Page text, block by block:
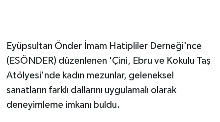
Eyüpsultan Önder İmam Hatipliler Derneği'nce
(ESÖNDER) düzenlenen 'Çini, Ebru ve Kokulu Taş
Atölyesi'nde kadın mezunlar, geleneksel
sanatların farklı dallarını uygulamalı olarak
deneyimleme imkanı buldu.
GÜNDEM
Güvenlik
HABERDE İNSAN